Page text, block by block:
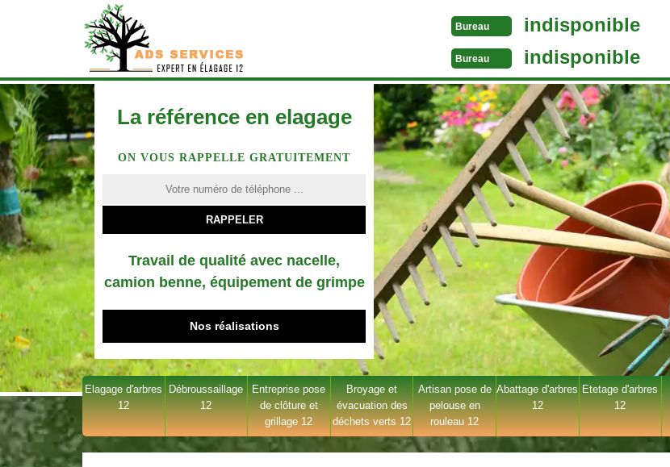
Bureau indisponible
Bureau indisponible
La référence en elagage
ON VOUS RAPPELLE GRATUITEMENT
Travail de qualité avec nacelle,
camion benne, équipement de grimpe
Nos réalisations
Elagage d'arbres
12
Débroussaillage
12
Entreprise pose
de clôture et
grillage 12
Broyage et
évacuation des
déchets verts 12
Artisan pose de
pelouse en
rouleau 12
Abattage d'arbres
12
Etetage d'arbres
12